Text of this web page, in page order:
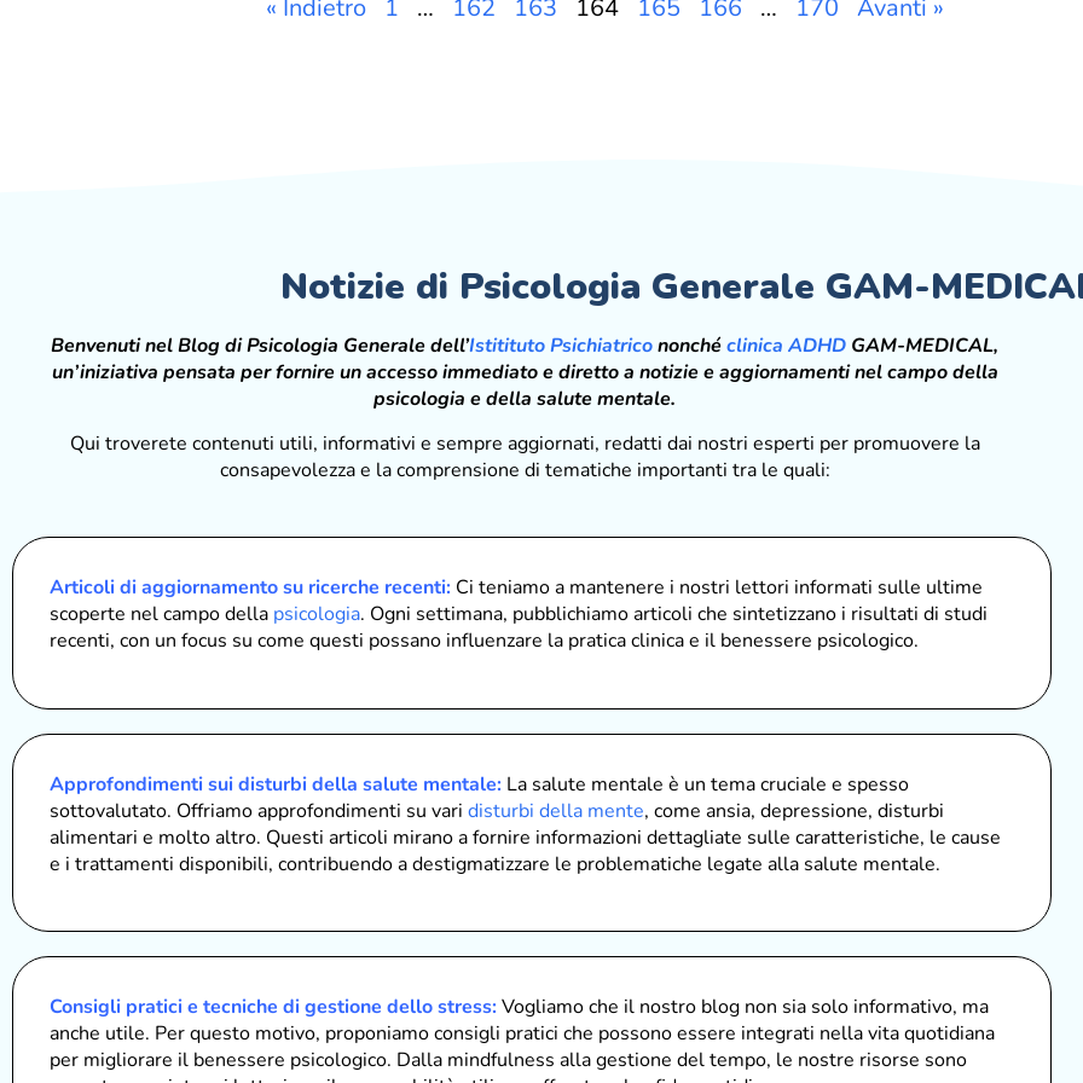
« Indietro 1 … 162 163 164 165 166 … 170 Avanti »
Notizie di Psicologia Generale GAM-
Benvenuti nel Blog di Psicologia Generale dell’Istitituto Psichiatricononchéclinica ADHD GAM-MEDICAL,
un’iniziativa pensata per fornire un accesso immediato e diretto a notizie e aggiornamenti nel campo della
psicologia e della salute mentale.
Qui troverete contenuti utili, informativi e sempre aggiornati, redatti dai nostri esperti per promuovere la
consapevolezza e la comprensione di tematiche importanti tra le quali:
Articoli di aggiornamento su ricerche recenti: Ci teniamo a mantenere i nostri lettori informati sulle ultime
scoperte nel campo della psicologia. Ogni settimana, pubblichiamo articoli che sintetizzano i risultati di studi
recenti, con un focus su come questi possano influenzare la pratica clinica e il benessere psicologico.
Approfondimenti sui disturbi della salute mentale: La salute mentale è un tema cruciale e spesso
sottovalutato. Offriamo approfondimenti su vari disturbi della mente, come ansia, depressione, disturbi
alimentari e molto altro. Questi articoli mirano a fornire informazioni dettagliate sulle caratteristiche, le cause
e i trattamenti disponibili, contribuendo a destigmatizzare le problematiche legate alla salute mentale.
Consigli pratici e tecniche di gestione dello stress:Vogliamo che il nostro blog non sia solo informativo, ma
anche utile. Per questo motivo, proponiamo consigli pratici che possono essere integrati nella vita quotidiana
per migliorare il benessere psicologico. Dalla mindfulness alla gestione del tempo, le nostre risorse sono